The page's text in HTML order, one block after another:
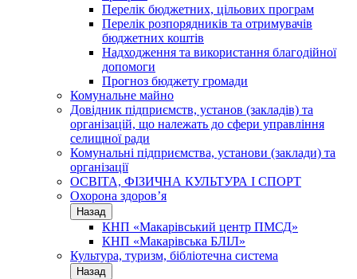
Перелік бюджетних, цільових програм
Перелік розпорядників та отримувачів
бюджетних коштів
Надходження та використання благодійної
допомоги
Прогноз бюджету громади
Комунальне майно
Довідник підприємств, установ (закладів) та
організацій, що належать до сфери управління
селищної ради
Комунальні підприємства, установи (заклади) та
організації
ОСВІТА, ФІЗИЧНА КУЛЬТУРА І СПОРТ
Охорона здоров’я
Назад
КНП «Макарівський центр ПМСД»
КНП «Макарівська БЛІЛ»
Культура, туризм, бібліотечна система
Назад